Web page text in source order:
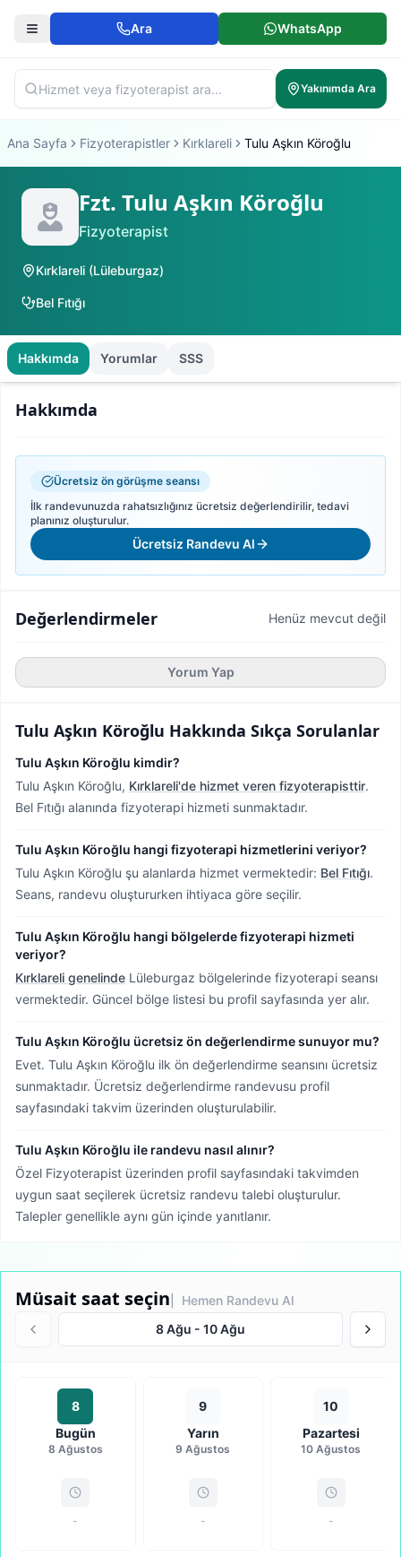
Ara WhatsApp
Yakınımda Ara
Ana Sayfa Fizyoterapistler Kırklareli Tulu Aşkın Köroğlu
Fzt. Tulu Aşkın Köroğlu
Fizyoterapist
Kırklareli (Lüleburgaz)
Bel Fıtığı
Hakkımda Yorumlar SSS
Hakkımda
Ücretsiz ön görüşme seansı
İlk randevunuzda rahatsızlığınız ücretsiz değerlendirilir, tedavi
planınız oluşturulur.
Ücretsiz Randevu Al
Değerlendirmeler Henüz mevcut değil
Yorum Yap
Tulu Aşkın Köroğlu Hakkında Sıkça Sorulanlar
Tulu Aşkın Köroğlu kimdir?
Tulu Aşkın Köroğlu, Kırklareli'de hizmet veren fizyoterapisttir.
Bel Fıtığı alanında fizyoterapi hizmeti sunmaktadır.
Tulu Aşkın Köroğlu hangi fizyoterapi hizmetlerini veriyor?
Tulu Aşkın Köroğlu şu alanlarda hizmet vermektedir: Bel Fıtığı.
Seans, randevu oluştururken ihtiyaca göre seçilir.
Tulu Aşkın Köroğlu hangi bölgelerde fizyoterapi hizmeti
veriyor?
Kırklareli genelinde Lüleburgaz bölgelerinde fizyoterapi seansı
vermektedir. Güncel bölge listesi bu profil sayfasında yer alır.
Tulu Aşkın Köroğlu ücretsiz ön değerlendirme sunuyor mu?
Evet. Tulu Aşkın Köroğlu ilk ön değerlendirme seansını ücretsiz
sunmaktadır. Ücretsiz değerlendirme randevusu profil
sayfasındaki takvim üzerinden oluşturulabilir.
Tulu Aşkın Köroğlu ile randevu nasıl alınır?
Özel Fizyoterapist üzerinden profil sayfasındaki takvimden
uygun saat seçilerek ücretsiz randevu talebi oluşturulur.
Talepler genellikle aynı gün içinde yanıtlanır.
Müsait saat seçin | Hemen Randevu Al
8 Ağu - 10 Ağu
8
Bugün
8 Ağustos
-
9
Yarın
9 Ağustos
-
10
Pazartesi
10 Ağustos
-